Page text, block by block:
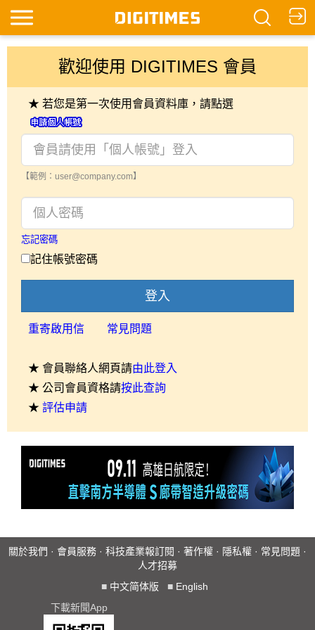
歡迎使用 DIGITIMES 會員
★ 若您是第一次使用會員資料庫，請點選
【範例：user@company.com】
忘記密碼
記住帳號密碼
登入
重寄啟用信 常見問題
★ 會員聯絡人網頁請由此登入
★ 公司會員資格請按此查詢
★ 評估申請
關於我們 · 會員服務 · 科技產業報訂閱 · 著作權 · 隱私權 · 常見問題 ·
人才招募
■ 中文简体版 ■ English
下載新聞App